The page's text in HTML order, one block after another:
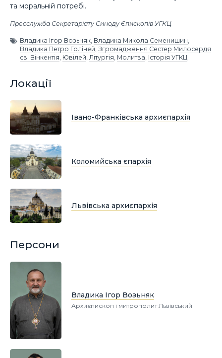
та моральній потребі.
Пресслужба Секретаріату Синоду Єпископів УГКЦ
Владика Ігор Возьняк Владика Микола Семенишин
Владика Петро Голіней Згромадження Сестер Милосердя
св. Вінкентія Ювілей Літургія Молитва Історія УГКЦ
Локації
Івано-Франківська архиєпархія
Коломийська єпархія
Львівська архиєпархія
Персони
Владика Ігор Возьняк
Архиєпископ і митрополит Львівський